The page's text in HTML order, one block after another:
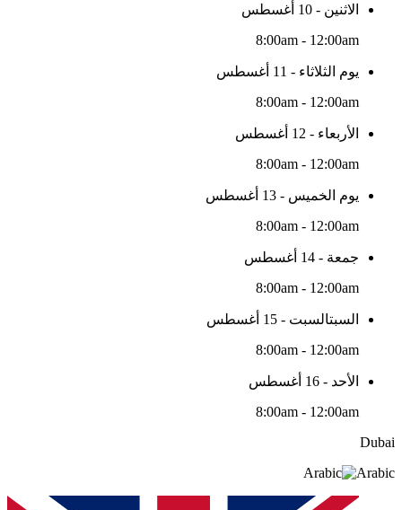
الاثنين - 10 أغسطس
8:00am - 12:00am
يوم الثلاثاء - 11 أغسطس
8:00am - 12:00am
الأربعاء - 12 أغسطس
8:00am - 12:00am
يوم الخميس - 13 أغسطس
8:00am - 12:00am
جمعة - 14 أغسطس
8:00am - 12:00am
السبتالسبت - 15 أغسطس
8:00am - 12:00am
الأحد - 16 أغسطس
8:00am - 12:00am
Dubai
Arabic